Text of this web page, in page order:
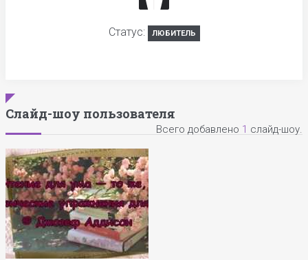
Статус: ЛЮБИТЕЛЬ
Слайд-шоу пользователя
Всего добавлено 1 слайд-шоу.